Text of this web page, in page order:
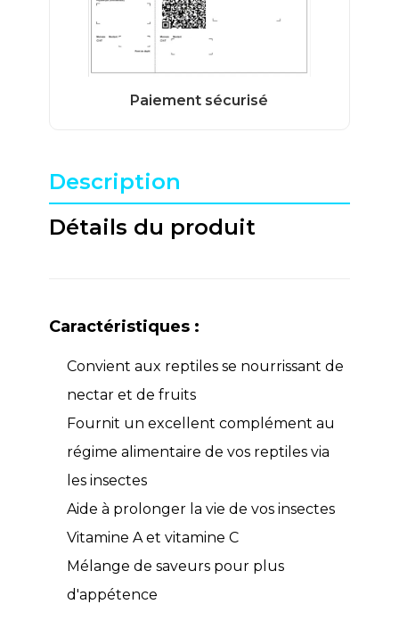
Description
Détails du produit
Caractéristiques :
Convient aux reptiles se nourrissant de
nectar et de fruits
Fournit un excellent complément au
régime alimentaire de vos reptiles via
les insectes
Aide à prolonger la vie de vos insectes
Vitamine A et vitamine C
Mélange de saveurs pour plus
d'appétence